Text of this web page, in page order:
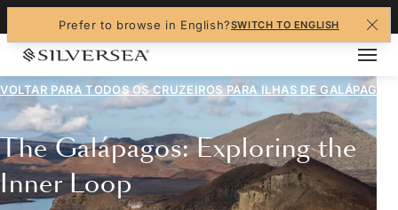
Prefer to browse in English?SWITCH TO ENGLISH
VOLTAR PARA TODOS OS CRUZEIROS PARA ILHAS DE GALÁPAGOS
The Galápagos: Exploring the
Inner Loop